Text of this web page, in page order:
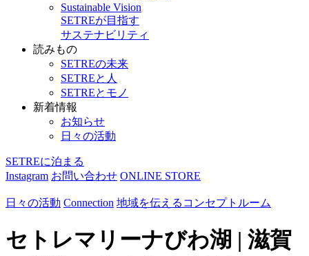
Sustainable Vision
SETREが目指す
サステナビリティ
読みもの
SETREの未来
SETREと人
SETREとモノ
新着情報
お知らせ
日々の活動
SETREに泊まる
Instagram お問い合わせ ONLINE STORE
日々の活動 Connection 地域を伝えるコンセプトルーム
セトレマリーナびわ湖 | 滋賀